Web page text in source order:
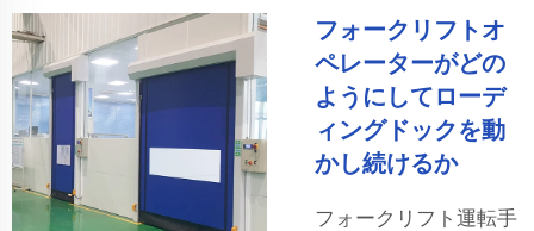
フォークリフトオ
ペレーターがどの
ようにしてローデ
ィングドックを動
かし続けるか
フォークリフト運転手